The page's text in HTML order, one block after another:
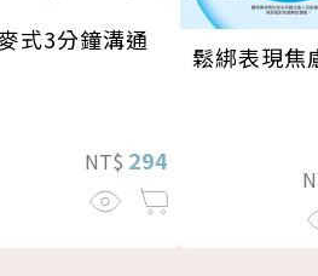
式3分鐘溝通
NT$ 294
鬆綁表現焦